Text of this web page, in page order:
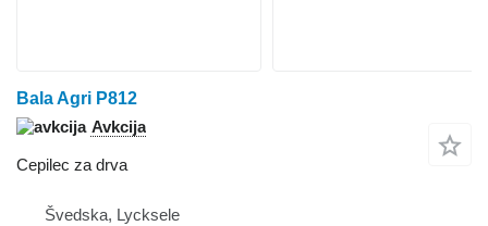
Bala Agri P812
Avkcija
Cepilec za drva
Švedska, Lycksele